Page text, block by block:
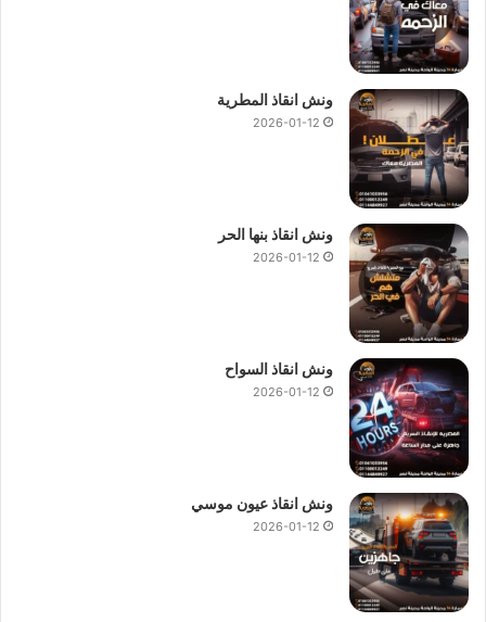
ونش انقاذ المطرية
2026-01-12
ونش انقاذ بنها الحر
2026-01-12
ونش انقاذ السواح
2026-01-12
ونش انقاذ عيون موسي
2026-01-12